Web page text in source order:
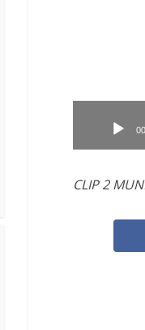
CLIP 2